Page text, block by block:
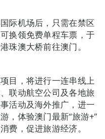
际机场后，只需在禁区
换领免费单程车票，于
珠澳大桥前往澳门。
目，将进行一连串线上
联动航空公司及各地旅
活动及海外推广，进一
，体验澳门最新“旅游+”
费，促进旅游经济。